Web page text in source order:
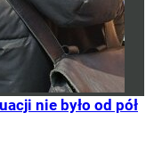
nie było od pół